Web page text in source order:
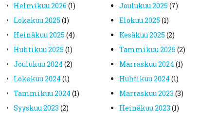
helmikuu 2026 (1) joulukuu 2025 (7)
lokakuu 2025 (1) elokuu 2025 (1)
heinäkuu 2025 (4) kesäkuu 2025 (2)
huhtikuu 2025 (1) tammikuu 2025 (2)
joulukuu 2024 (2) marraskuu 2024 (1)
lokakuu 2024 (1) huhtikuu 2024 (1)
tammikuu 2024 (1) marraskuu 2023 (3)
syyskuu 2023 (2) heinäkuu 2023 (1)